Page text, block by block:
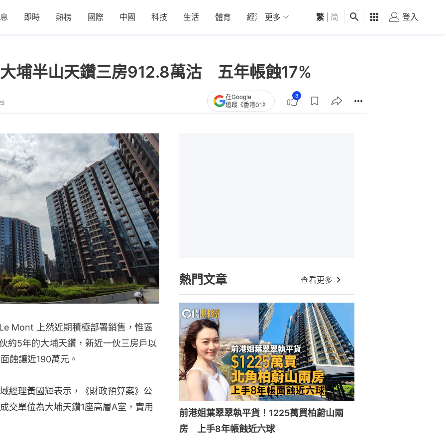
即時 熱榜 國際 中國 科技 生活 體育 經濟 01深圳 觀點 健康 好食玩飛
更多 繁 简 登入
埔半山天鑽三房912.8萬沽 五年帳蝕17%
在Google
追蹤《香港01》
8
Mont 上然近期積極部署銷售，惟區
約5年的大埔天鑽，新近一伙三房戶以
蝕讓近190萬元。
經理黃國輝表示，《財政預算案》公
交單位為大埔天鑽1座高層A室，實用
熱門文章 查看更多
前港姐葉翠翠執平貨！1225萬買柏蔚山兩
房 上手8年帳蝕近六球